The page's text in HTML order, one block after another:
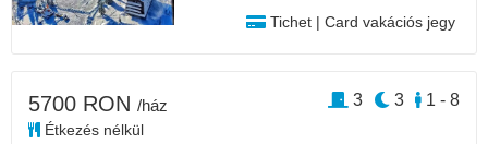
Tichet | Card vakációs jegy
5700 RON /ház
Étkezés nélkül
1 - 8
3
3